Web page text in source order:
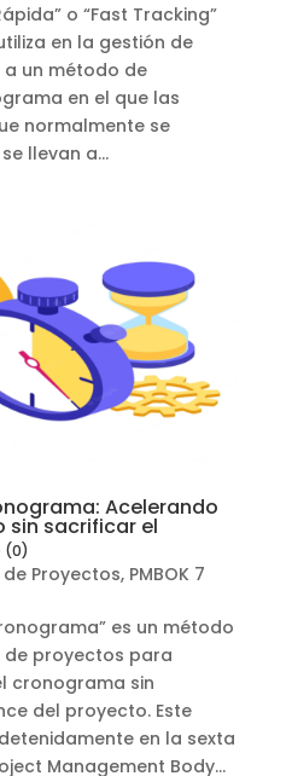
o “Fast Tracking”
en la gestión de
un método de
en el que las
normalmente se
llevan a...
Acelerando
sin sacrificar el
(0)
Proyectos, PMBOK 7
es un método
de proyectos para
cronograma sin
del proyecto. Este
en la sexta
Management Body...